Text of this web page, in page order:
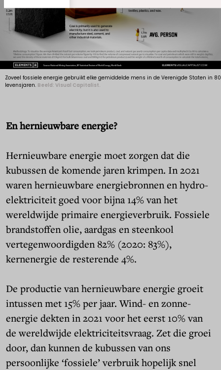
Zoveel fossiele energie gebruikt elke gemiddelde mens in de Verenigde Staten in 80
levensjaren. Beeld: Visual Capitalist.
En hernieuwbare energie?
Hernieuwbare energie moet zorgen dat die
kubussen de komende jaren krimpen. In 2021
waren hernieuwbare energiebronnen en hydro-
elektriciteit goed voor bijna 14% van het
wereldwijde primaire energieverbruik. Fossiele
brandstoffen olie, aardgas en steenkool
vertegenwoordigden 82% (2020: 83%),
kernenergie de resterende 4%.
De productie van hernieuwbare energie groeit
intussen met 15% per jaar. Wind- en zonne-
energie dekten in 2021 voor het eerst 10% van
de wereldwijde elektriciteitsvraag. Zet die groei
door, dan kunnen de kubussen van ons
persoonlijke ‘fossiele’ verbruik hopelijk snel